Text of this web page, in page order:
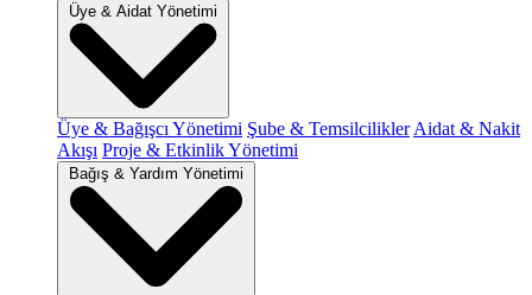
Üye & Aidat Yönetimi
Üye & Bağışcı Yönetimi Şube & Temsilcilikler Aidat & Nakit
Akışı Proje & Etkinlik Yönetimi
Bağış & Yardım Yönetimi